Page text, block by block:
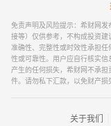
免责声明及风险提示：希财网
接等）仅供参考，不构成投资
准确性、完整性或时效性承担
性或可靠性。用户应自行核实
产生的任何损失，希财网不承
件。请勿私下汇款，以免财产损
关于我们